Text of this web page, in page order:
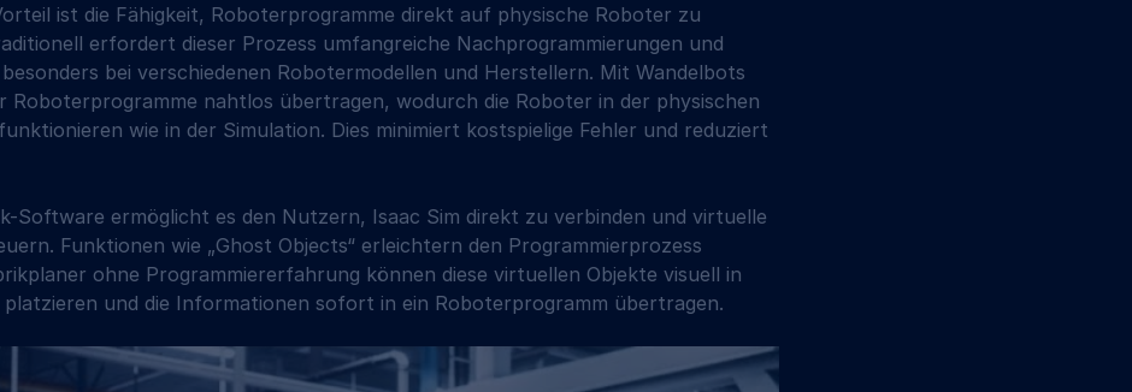
ist die Fähigkeit, Roboterprogramme direkt auf physische Roboter zu
erfordert dieser Prozess umfangreiche Nachprogrammierungen und
bei verschiedenen Robotermodellen und Herstellern. Mit Wandelbots
Roboterprogramme nahtlos übertragen, wodurch die Roboter in der physischen
wie in der Simulation. Dies minimiert kostspielige Fehler und reduziert
Software ermöglicht es den Nutzern, Isaac Sim direkt zu verbinden und virtuelle
Funktionen wie „Ghost Objects“ erleichtern den Programmierprozess
ohne Programmiererfahrung können diese virtuellen Objekte visuell in
platzieren und die Informationen sofort in ein Roboterprogramm übertragen.